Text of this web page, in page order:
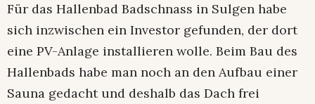
Für das Hallenbad Badschnass in Sulgen habe
sich inzwischen ein Investor gefunden, der dort
eine PV-Anlage installieren wolle. Beim Bau des
Hallenbads habe man noch an den Aufbau einer
Sauna gedacht und deshalb das Dach frei